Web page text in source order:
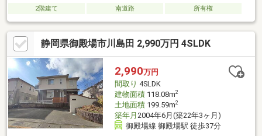
2階建て 南道路 所有権
静岡県御殿場市川島田 2,990万円 4SLDK
2,990万円
間取り 4SLDK
建物面積118.08m2
土地面積199.59m2
築年月 2004年6月(築22年3ヶ月)
御殿場線 御殿場駅 徒歩37分